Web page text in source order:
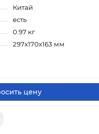
Китай
есть
0.97 кг
297x170x163 мм
цену